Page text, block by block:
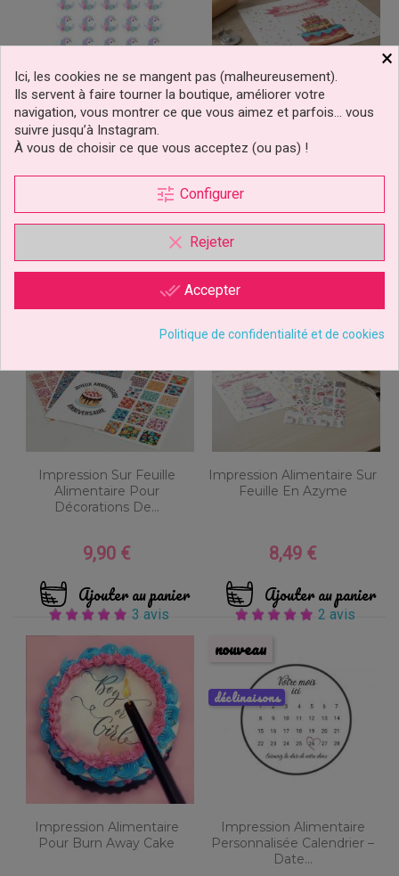
Disque Cake Pops Et
Magnum Cakes 3.5 Cm
Licorne Mignonne
Ajouter au panier
Impression Alimentaire Sur
Feuille En Pâte À Sucre
47 avis
Impression Sur Feuille
Alimentaire Pour
Décorations De...
Prix
9,90 €
Ajouter au panier
3 avis
Impression Alimentaire Sur
Feuille En Azyme
Prix
8,49 €
Ajouter au panier
2 avis
Impression Alimentaire
Pour Burn Away Cake
Impression Alimentaire
Personnalisée Calendrier –
Date...
nouveau
déclinaisons
×
Ici, les cookies ne se mangent pas (malheureusement).
Ils servent à faire tourner la boutique, améliorer votre
navigation, vous montrer ce que vous aimez et parfois… vous
suivre jusqu’à Instagram.
À vous de choisir ce que vous acceptez (ou pas) !
tune Configurer
clear Rejeter
done_all Accepter
Politique de confidentialité et de cookies